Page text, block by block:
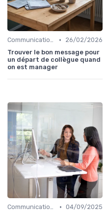
Communication efficace •
26/02/2026
Trouver le bon message pour
un départ de collègue quand
on est manager
Communication efficace • 04/09/2025